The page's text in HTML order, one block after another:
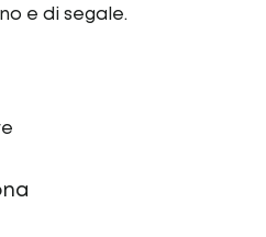
e di segale.